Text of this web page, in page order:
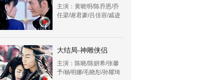
主演：黄晓明/陈乔恩/乔
任梁/谢君豪/吕佳容/戚迹
大结局-神雕侠侣
主演：陈晓/陈妍希/张馨
予/杨明娜/毛晓彤/孙耀琦